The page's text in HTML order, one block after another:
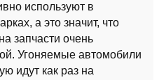
используют в
а это значит, что
запчасти очень
Угоняемые автомобили
идут как раз на